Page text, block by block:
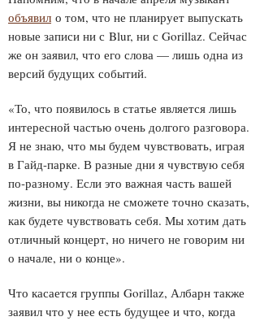
объявил о том, что не планирует выпускать
новые записи ни с Blur, ни с Gorillaz . Сейчас
же он заявил, что его слова — лишь одна из
версий будущих событий.
«То, что появилось в статье является лишь
интересной частью очень долгого разговора.
Я не знаю, что мы будем чувствовать, играя
в Гайд-парке. В разные дни я чувствую себя
по-разному. Если это важная часть вашей
жизни, вы никогда не сможете точно сказать,
как будете чувствовать себя. Мы хотим дать
отличный концерт, но ничего не говорим ни
о начале, ни о конце».
Что касается группы Gorillaz , Албарн также
заявил что у нее есть будущее и что, когда